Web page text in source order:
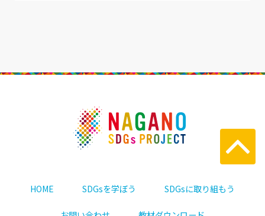
HOME SDGsを学ぼう SDGsに取り組もう